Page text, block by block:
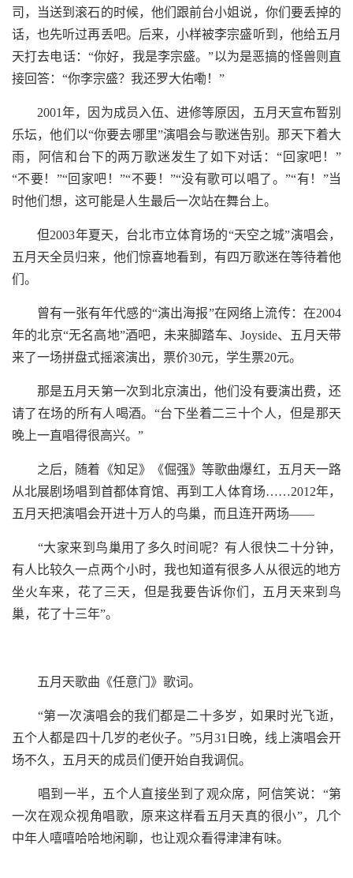
司，当送到滚石的时候，他们跟前台小姐说，你们要丢掉的
话，也先听过再丢吧。后来，小样被李宗盛听到，他给五月
天打去电话：“你好，我是李宗盛。”以为是恶搞的怪兽则直
接回答：“你李宗盛？我还罗大佑嘞！”
2001年，因为成员入伍、进修等原因，五月天宣布暂别
乐坛，他们以“你要去哪里”演唱会与歌迷告别。那天下着大
雨，阿信和台下的两万歌迷发生了如下对话：“回家吧！”
“不要！”“回家吧！”“不要！”“没有歌可以唱了。”“有！”当
时他们想，这可能是人生最后一次站在舞台上。
但2003年夏天，台北市立体育场的“天空之城”演唱会，
五月天全员归来，他们惊喜地看到，有四万歌迷在等待着他
们。
曾有一张有年代感的“演出海报”在网络上流传：在2004
年的北京“无名高地”酒吧，未来脚踏车、Joyside、五月天带
来了一场拼盘式摇滚演出，票价30元，学生票20元。
那是五月天第一次到北京演出，他们没有要演出费，还
请了在场的所有人喝酒。“台下坐着二三十个人，但是那天
晚上一直唱得很高兴。”
之后，随着《知足》《倔强》等歌曲爆红，五月天一路
从北展剧场唱到首都体育馆、再到工人体育场……2012年，
五月天把演唱会开进十万人的鸟巢，而且连开两场——
“大家来到鸟巢用了多久时间呢？有人很快二十分钟，
有人比较久一点两个小时，我也知道有很多人从很远的地方
坐火车来，花了三天，但是我要告诉你们，五月天来到鸟
巢，花了十三年”。
五月天歌曲《任意门》歌词。
“第一次演唱会的我们都是二十多岁，如果时光飞逝，
五个人都是四十几岁的老伙子。”5月31日晚，线上演唱会开
场不久，五月天的成员们便开始自我调侃。
唱到一半，五个人直接坐到了观众席，阿信笑说：“第
一次在观众视角唱歌，原来这样看五月天真的很小”，几个
中年人嘻嘻哈哈地闲聊，也让观众看得津津有味。